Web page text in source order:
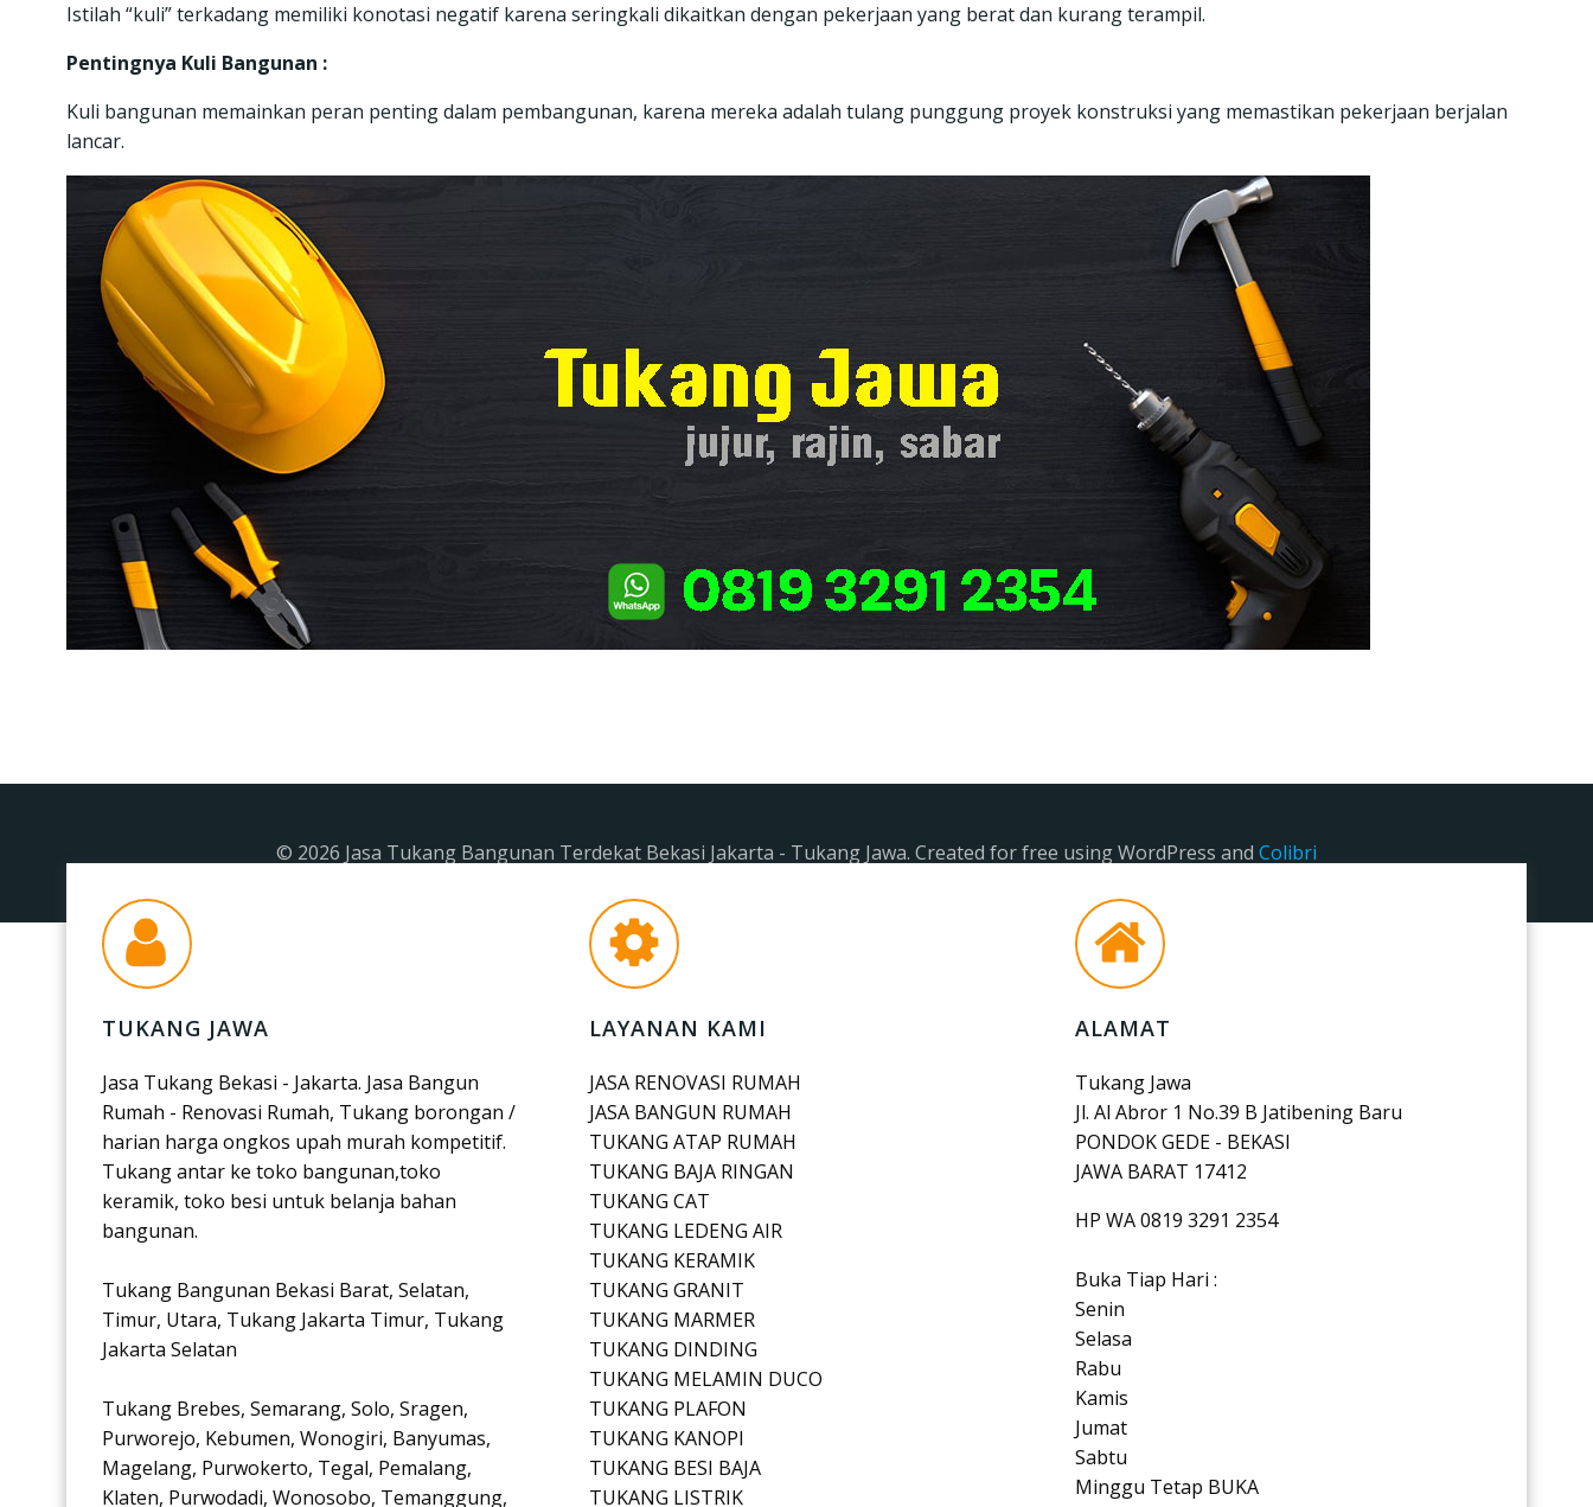
Istilah “kuli” terkadang memiliki konotasi negatif karena seringkali dikaitkan dengan pekerjaan yang berat dan kurang terampil.
Pentingnya Kuli Bangunan :
Kuli bangunan memainkan peran penting dalam pembangunan, karena mereka adalah tulang punggung proyek konstruksi yang memastikan pekerjaan berjalan
lancar.
© 2026 Jasa Tukang Bangunan Terdekat Bekasi Jakarta - Tukang Jawa. Created for free using WordPress and Colibri
TUKANG JAWA
Jasa Tukang Bekasi - Jakarta. Jasa Bangun
Rumah - Renovasi Rumah, Tukang borongan /
harian harga ongkos upah murah kompetitif.
Tukang antar ke toko bangunan,toko
keramik, toko besi untuk belanja bahan
bangunan.
Tukang Bangunan Bekasi Barat, Selatan,
Timur, Utara, Tukang Jakarta Timur, Tukang
Jakarta Selatan
Tukang Brebes, Semarang, Solo, Sragen,
Purworejo, Kebumen, Wonogiri, Banyumas,
Magelang, Purwokerto, Tegal, Pemalang,
Klaten, Purwodadi, Wonosobo, Temanggung,
LAYANAN KAMI
JASA RENOVASI RUMAH
JASA BANGUN RUMAH
TUKANG ATAP RUMAH
TUKANG BAJA RINGAN
TUKANG CAT
TUKANG LEDENG AIR
TUKANG KERAMIK
TUKANG GRANIT
TUKANG MARMER
TUKANG DINDING
TUKANG MELAMIN DUCO
TUKANG PLAFON
TUKANG KANOPI
TUKANG BESI BAJA
TUKANG LISTRIK
ALAMAT
Tukang Jawa
Jl. Al Abror 1 No.39 B Jatibening Baru
PONDOK GEDE - BEKASI
JAWA BARAT 17412
HP WA 0819 3291 2354
Buka Tiap Hari :
Senin
Selasa
Rabu
Kamis
Jumat
Sabtu
Minggu Tetap BUKA